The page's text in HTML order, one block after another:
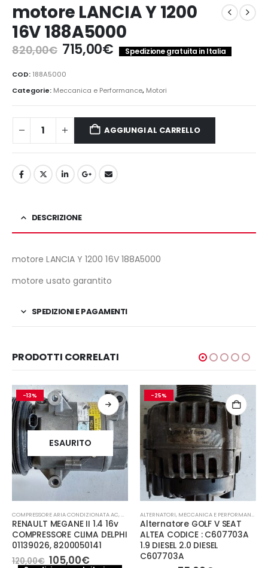
motore LANCIA Y 1200
16V 188A5000
820,00€ Il
prezzo
originale
era:
820,00€.
715,00€Il
prezzo
è:
715,00€.
Spedizione gratuita in Italia
COD: 188A5000
Categorie: Meccanica e Performance, Motori
AGGIUNGI AL CARRELLO
DESCRIZIONE
motore LANCIA Y 1200 16V 188A5000
motore usato garantito
SPEDIZIONI E PAGAMENTI
PRODOTTI CORRELATI
-13%
ESAURITO
COMPRESSORE ARIA CONDIZIONATA AC,MECCANICA E PERFORMANCE
RENAULT MEGANE II 1.4 16v
COMPRESSORE CLIMA DELPHI
01139026, 8200050141
120,00€ Il
105,00€Il
-25%
ALTERNATORI, MECCANICA E PERFORMANCE
Alternatore GOLF V SEAT
ALTEA CODICE : C607703A
1.9 DIESEL 2.0 DIESEL
C607703A